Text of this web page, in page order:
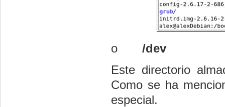
o
/dev
Este directorio
Como se ha
especial.